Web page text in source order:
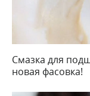
Смазка для
новая фасовка!